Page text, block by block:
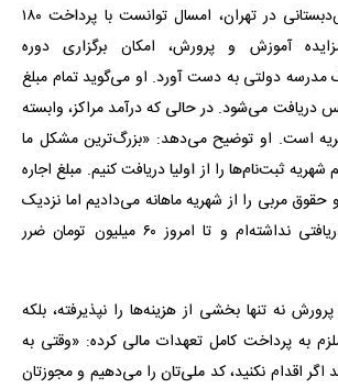
یکی از موسسان پیش‌دبستانی در تهران، امسال توانست با پرداخت ۱۸۰
آموزش و پرورش، امکان برگزاری دوره
دولتی به دست آورد. او می‌گوید تمام مبلغ
دریافت می‌شود. در حالی که درآمد مراکز، وابسته
است. او توضیح می‌دهد: «بزرگ‌ترین مشکل ما
ثبت‌نام‌ها را از اولیا دریافت کنیم. مبلغ اجاره
مربی را از شهریه ماهانه می‌دادیم اما نزدیک
سه ماه است هیچ دریافتی نداشته‌ام و تا امروز ۶۰ میلیون تومان ضرر
نه تنها بخشی از هزینه‌ها را نپذیرفته، بلکه
به پرداخت کامل تعهدات مالی کرده: «وقتی به
اگر اقدام نکنید، کد ملی‌تان را می‌دهیم و مجوزتان